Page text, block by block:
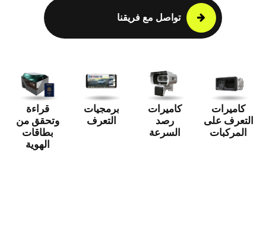
تواصل مع فريقنا
كاميرات
التعرف على
المركبات
كاميرات
رصد
السرعة
برمجيات
التعرف
قراءة
وتحقق من
بطاقات
الهوية